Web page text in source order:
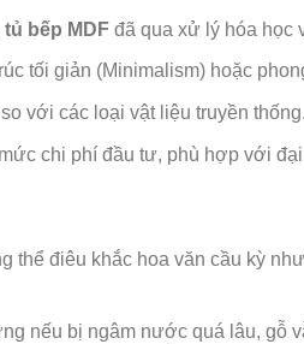
tủ bếp MDFđã qua xử lý hóa học
tối giản (Minimalism) hoặc
với các loại vật liệu truyền thống.
chi phí đầu tư, phù hợp với
thể điêu khắc hoa văn cầu kỳ
nếu bị ngâm nước quá lâu, gỗ